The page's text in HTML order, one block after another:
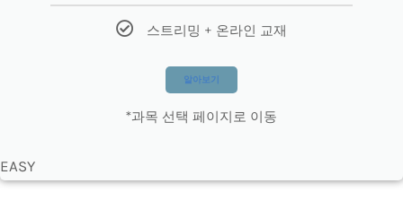
스트리밍 + 온라인 교재
알아보기
*과목 선택 페이지로 이동
EASY